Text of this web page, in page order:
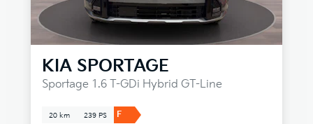
KIA SPORTAGE
Sportage 1.6 T-GDi Hybrid GT-Line
20 km 239 PS F